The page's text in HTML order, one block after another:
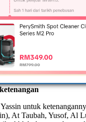
anakku seorang
yang bijak dalam
Dan Kepala, Bacalah
dan kepala anak,
Al Insyirah untuk anak
untuk
At Taubah, Yusof, Al